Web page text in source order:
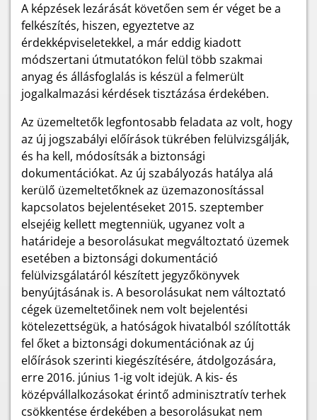
A képzések lezárását követően sem ér véget be a
felkészítés, hiszen, egyeztetve az
érdekképviseletekkel, a már eddig kiadott
módszertani útmutatókon felül több szakmai
anyag és állásfoglalás is készül a felmerült
jogalkalmazási kérdések tisztázása érdekében.
Az üzemeltetők legfontosabb feladata az volt, hogy
az új jogszabályi előírások tükrében felülvizsgálják,
és ha kell, módosítsák a biztonsági
dokumentációkat. Az új szabályozás hatálya alá
kerülő üzemeltetőknek az üzemazonosítással
kapcsolatos bejelentéseket 2015. szeptember
elsejéig kellett megtenniük, ugyanez volt a
határideje a besorolásukat megváltoztató üzemek
esetében a biztonsági dokumentáció
felülvizsgálatáról készített jegyzőkönyvek
benyújtásának is. A besorolásukat nem változtató
cégek üzemeltetőinek nem volt bejelentési
kötelezettségük, a hatóságok hivatalból szólították
fel őket a biztonsági dokumentációnak az új
előírások szerinti kiegészítésére, átdolgozására,
erre 2016. június 1-ig volt idejük. A kis- és
középvállalkozásokat érintő adminisztratív terhek
csökkentése érdekében a besorolásukat nem